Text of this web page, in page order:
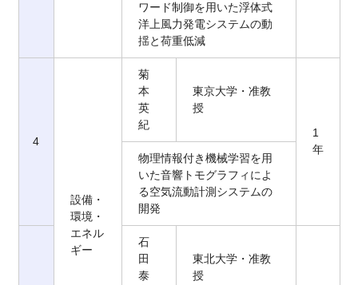
ワード制御を用いた浮体式
洋上風力発電システムの動
揺と荷重低減
4
設備・
環境・
エネル
ギー
菊
本
英
紀
東京大学・准教
授
1
年
物理情報付き機械学習を用
いた音響トモグラフィによ
る空気流動計測システムの
開発
石
田
泰
東北大学・准教
授